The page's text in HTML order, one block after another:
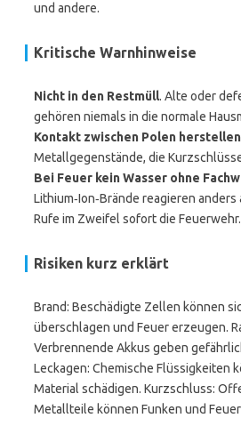
und andere.
Kritische Warnhinweise
Nicht in den Restmüll. Alte oder
gehören niemals in die normale
Kontakt zwischen Polen herstellen
Metallgegenstände, die
Bei Feuer kein Wasser ohne
Lithium‑Ion‑Brände reagieren anders
Rufe im Zweifel sofort die Feuerwehr.
Risiken kurz erklärt
Brand: Beschädigte Zellen können
überschlagen und Feuer erzeugen.
Verbrennende Akkus geben
Leckagen: Chemische Flüssigkeiten
Material schädigen. Kurzschluss:
Metallteile können Funken und